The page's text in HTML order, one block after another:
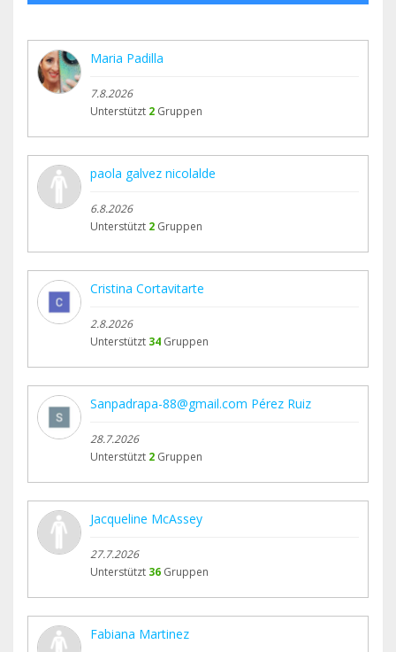
Maria Padilla
7.8.2026
Unterstützt 2 Gruppen
paola galvez nicolalde
6.8.2026
Unterstützt 2 Gruppen
Cristina Cortavitarte
2.8.2026
Unterstützt 34 Gruppen
Sanpadrapa-88@gmail.com Pérez Ruiz
28.7.2026
Unterstützt 2 Gruppen
Jacqueline McAssey
27.7.2026
Unterstützt 36 Gruppen
Fabiana Martinez